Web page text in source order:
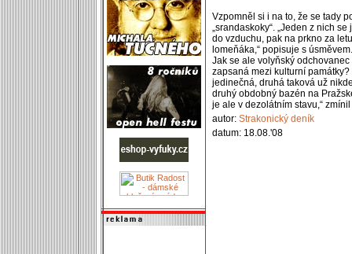
Vzpomněl si i na to, že se tady
„srandaskoky“. „Jeden z nich
do vzduchu, pak na prkno za
lomeňáka,“ popisuje s
Jak se ale volyňský
zapsaná mezi kulturní
jedinečná, druhá taková už
druhý obdobný bazén na
je ale v dezolátním stavu,“ zmínil
autor: Strakonický deník
datum: 18.08.'08